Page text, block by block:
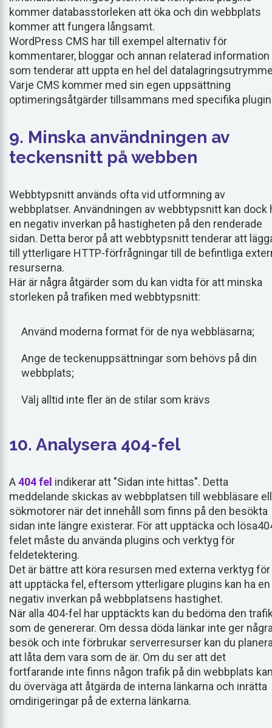
kommer databasstorleken att öka och din webbplats
kommer att fungera långsamt.
WordPress CMS har till exempel alternativ för
kommentarer, bloggar och annan relaterad information
som tenderar att uppta en hel del
Varje CMS kommer med sin egen uppsättning
optimeringsåtgärder tillsammans med specifika
9. Minska användningen av
teckensnitt på webben
Webbtypsnitt används ofta vid utformning av
webbplatser. Användningen av webbtypsnitt kan dock
en negativ inverkan på hastigheten på den renderade
sidan. Detta beror på att webbtypsnitt tenderar att
till ytterligare HTTP-förfrågningar till de befintliga
resurserna.
Här är några åtgärder som du kan vidta för att minska
storleken på trafiken med webbtypsnitt:
Använd moderna format för de nya webbläsarna;
Ange de teckenuppsättningar som behövs på din
webbplats;
Välj alltid inte fler än de stilar som krävs
10. Analysera 404-fel
A404 fel indikerar att "Sidan inte hittas". Detta
meddelande skickas av webbplatsen till webbläsare
sökmotorer när det innehåll som finns på den besökta
sidan inte längre existerar. För att upptäcka och
felet måste du använda plugins och verktyg för
feldetektering.
Det är bättre att köra resursen med externa verktyg för
att upptäcka fel, eftersom ytterligare plugins kan ha en
negativ inverkan på webbplatsens hastighet.
När alla 404-fel har upptäckts kan du bedöma den
som de genererar. Om dessa döda länkar inte ger
besök och inte förbrukar serverresurser kan du
att låta dem vara som de är. Om du ser att det
fortfarande inte finns någon trafik på din webbplats
du överväga att åtgärda de interna länkarna och inrätta
omdirigeringar på de externa länkarna.